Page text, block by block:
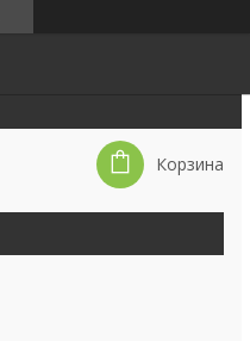
Корзина